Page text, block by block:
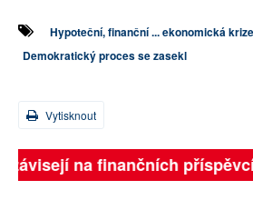
Hypoteční, finanční ... ekonomická krize
Demokratický proces se zasekl
Vytisknout
na finančních